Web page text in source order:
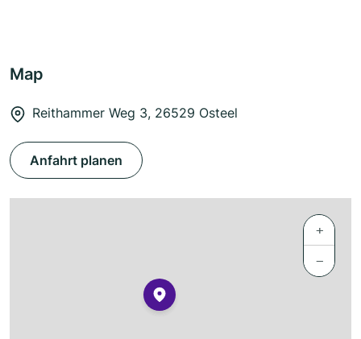
Map
Reithammer Weg 3, 26529 Osteel
Anfahrt planen
+
−